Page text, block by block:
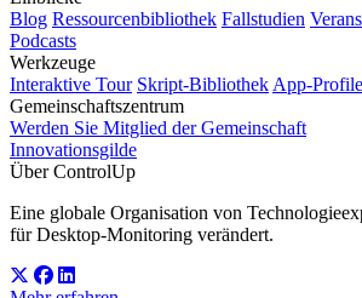
Blog Ressourcenbibliothek Fallstudien
Podcasts
Werkzeuge
Interaktive Tour Skript-Bibliothek App-
Gemeinschaftszentrum
Werden Sie Mitglied der Gemeinschaft
Innovationsgilde
Über ControlUp
Eine globale Organisation von
für Desktop-Monitoring verändert.